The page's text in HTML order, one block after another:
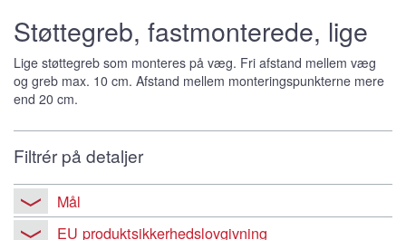
Støttegreb, fastmonterede, lige
Lige støttegreb som monteres på væg. Fri afstand mellem væg
og greb max. 10 cm. Afstand mellem monteringspunkterne mere
end 20 cm.
Filtrér på detaljer
Mål
EU produktsikkerhedslovgivning